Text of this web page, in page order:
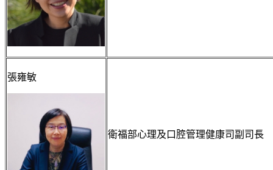
張雍敏
衛福部心理及口腔管理健康司副司長